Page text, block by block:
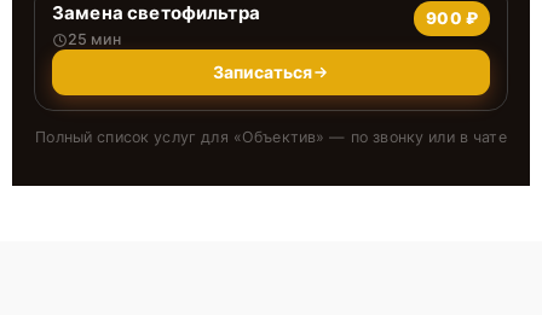
Замена светофильтра
25 мин
900 ₽
Записаться
Полный список услуг для «Объектив» — по звонку или в чате